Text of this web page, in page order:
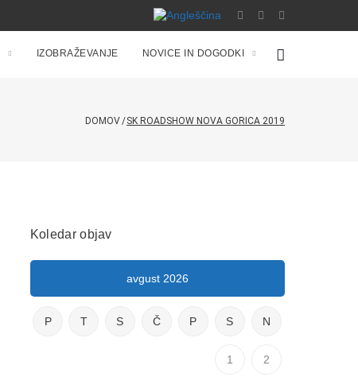
IZOBRAŽEVANJE NOVICE IN DOGODKI
DOMOV/SK ROADSHOW NOVA GORICA 2019
Koledar objav
avgust 2026
P T S Č P S N
1 2